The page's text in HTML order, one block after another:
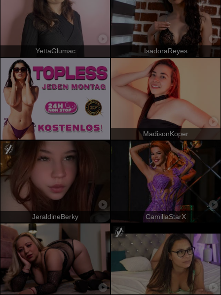
YettaGlumac IsadoraReyes
MadisonKoper
JeraldineBerky CamillaStarX